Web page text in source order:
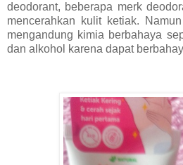
deodorant, beberapa merk
mencerahkan kulit ketiak.
mengandung kimia berbahaya
dan alkohol karena dapat